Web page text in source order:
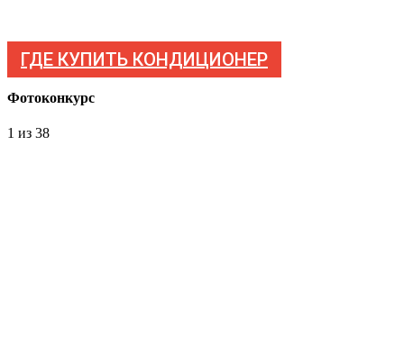
ГДЕ КУПИТЬ КОНДИЦИОНЕР
Фотоконкурс
1 из 38